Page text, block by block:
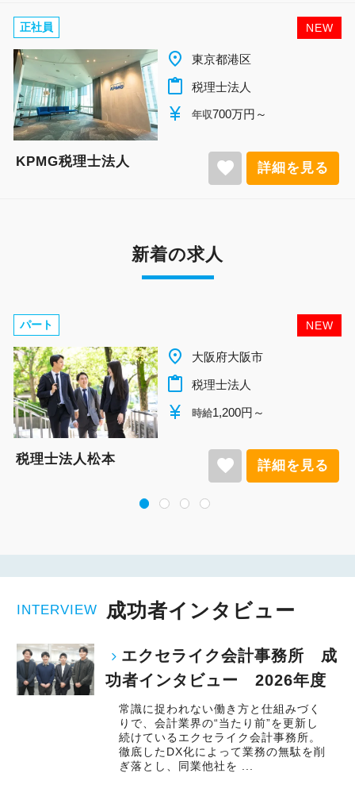
NEW
正社員
place 東京都港区
content_paste 税理士法人
currency_yen 年収700万円～
KPMG税理士法人 favorite 詳細を見る
新着の求人
NEW
パート
place 大阪府大阪市
content_paste 税理士法人
currency_yen 時給1,200円～
税理士法人松本 favorite 詳細を見る
INTERVIEW 成功者インタビュー
エクセライク会計事務所 成
功者インタビュー 2026年度
常識に捉われない働き方と仕組みづく
りで、会計業界の“当たり前”を更新し
続けているエクセライク会計事務所。
徹底したDX化によって業務の無駄を削
ぎ落とし、同業他社を ...